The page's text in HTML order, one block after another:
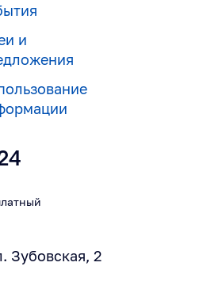
и
Зубовская, 2